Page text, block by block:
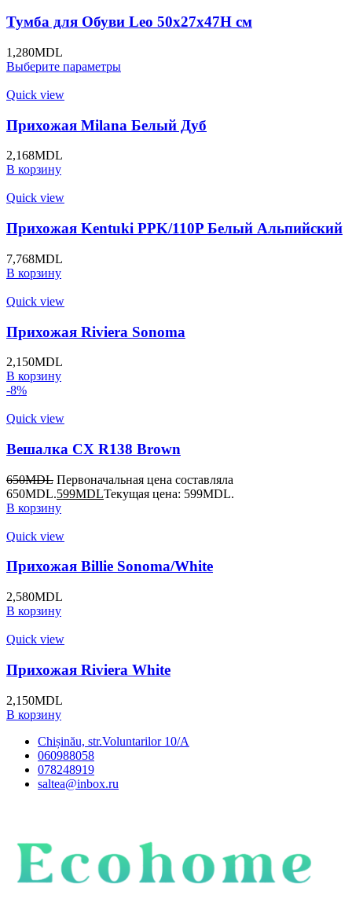
Тумба для Обуви Leo 50x27x47H cм
1,280MDL
Выберите параметры
Quick view
Прихожая Milana Белый Дуб
2,168MDL
В корзину
Quick view
Прихожая Kentuki PPK/110P Белый Альпийский
7,768MDL
В корзину
Quick view
Прихожая Riviera Sonoma
2,150MDL
В корзину
-8%
Quick view
Вешалка CX R138 Brown
650MDL Первоначальная цена составляла
650MDL.599MDLТекущая цена: 599MDL.
В корзину
Quick view
Прихожая Billie Sonoma/White
2,580MDL
В корзину
Quick view
Прихожая Riviera White
2,150MDL
В корзину
Chișinău, str.Voluntarilor 10/A
060988058
078248919
saltea@inbox.ru